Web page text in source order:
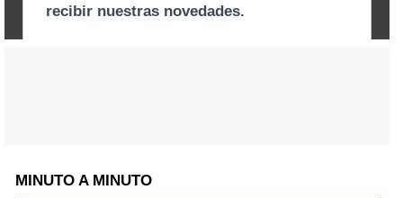
MINUTO A MINUTO